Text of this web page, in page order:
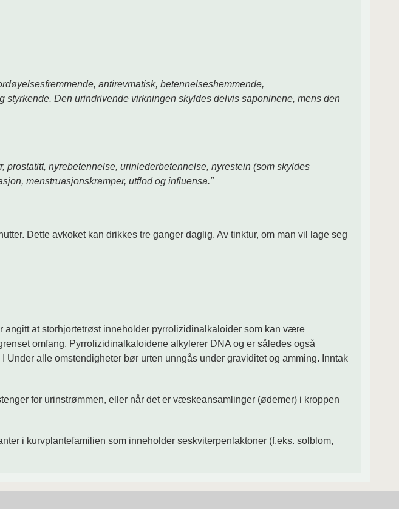
antirevmatisk, betennelseshemmende,
Den urindrivende virkningen skyldes delvis saponinene, mens den
nyrebetennelse, urinlederbetennelse, nyrestein (som skyldes
menstruasjonskramper, utflod og influensa."
Dette avkoket kan drikkes tre ganger daglig. Av tinktur, om man vil lage seg
angitt at storhjortetrøst inneholder pyrrolizidinalkaloider som kan være
omfang. Pyrrolizidinalkaloidene alkylerer DNA og er således også
alle omstendigheter bør urten unngås under graviditet og amming. Inntak
for urinstrømmen, eller når det er væskeansamlinger (ødemer) i kroppen
i kurvplantefamilien som inneholder seskviterpenlaktoner (f.eks. solblom,